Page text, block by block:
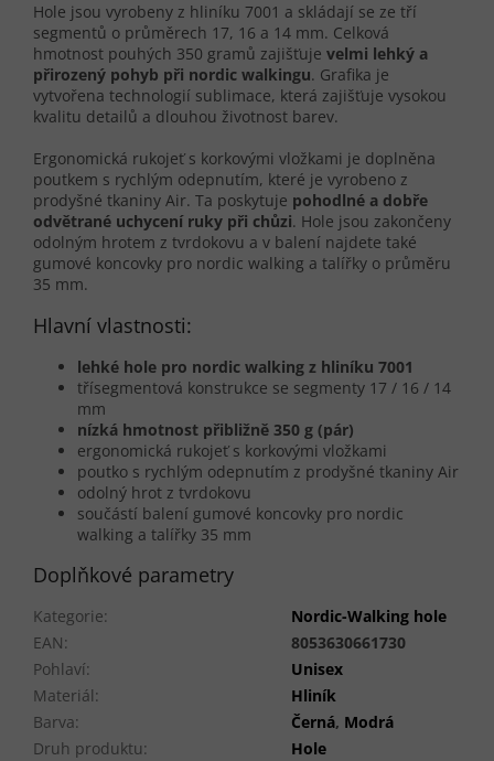
Hole jsou vyrobeny z hliníku 7001 a skládají se ze tří
segmentů o průměrech 17, 16 a 14 mm. Celková
hmotnost pouhých 350 gramů zajišťuje velmi lehký a
přirozený pohyb při nordic walkingu. Grafika je
vytvořena technologií sublimace, která zajišťuje vysokou
kvalitu detailů a dlouhou životnost barev.
Ergonomická rukojeť s korkovými vložkami je doplněna
poutkem s rychlým odepnutím, které je vyrobeno z
prodyšné tkaniny Air. Ta poskytuje pohodlné a dobře
odvětrané uchycení ruky při chůzi. Hole jsou zakončeny
odolným hrotem z tvrdokovu a v balení najdete také
gumové koncovky pro nordic walking a talířky o průměru
35 mm.
Hlavní vlastnosti:
lehké hole pro nordic walking z hliníku 7001
třísegmentová konstrukce se segmenty 17 / 16 / 14
mm
nízká hmotnost přibližně 350 g (pár)
ergonomická rukojeť s korkovými vložkami
poutko s rychlým odepnutím z prodyšné tkaniny Air
odolný hrot z tvrdokovu
součástí balení gumové koncovky pro nordic
walking a talířky 35 mm
Doplňkové parametry
Kategorie:
Nordic-Walking hole
EAN:
8053630661730
Pohlaví:
Unisex
Materiál:
Hliník
Barva: Černá, Modrá
Druh produktu:
Hole